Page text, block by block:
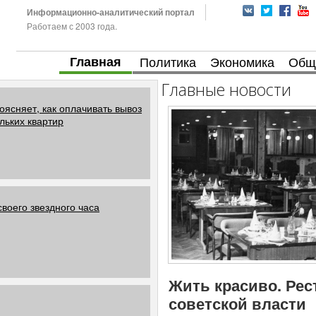
Информационно-аналитический портал
Работаем с 2003 года.
Главная Политика Экономика
как оплачивать вывоз
квартир
звездного часа
Главные новости
Жить красиво.
советской власти